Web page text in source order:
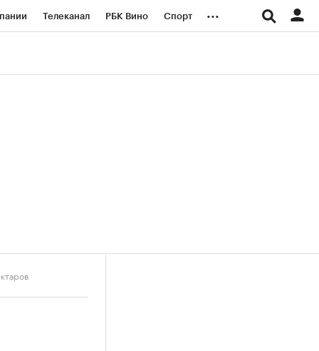
Телеканал РБК Вино Спорт ...